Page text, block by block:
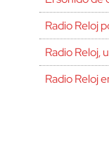
Radio Reloj
Radio Reloj,
Radio Reloj